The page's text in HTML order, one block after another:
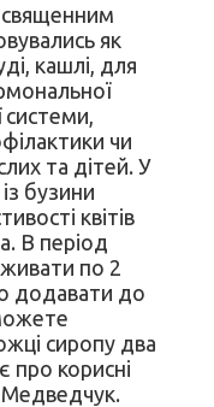
священним
як
кашлі, для
системи,
чи
та дітей. У
бузини
квітів
В період
по 2
додавати до
сиропу два
про корисні
Медведчук.